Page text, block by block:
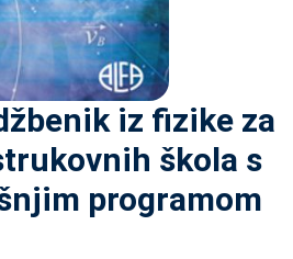
iz fizike za
škola s
programom